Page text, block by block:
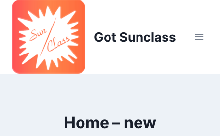
Skip
content
Got Sunclass
Home – new